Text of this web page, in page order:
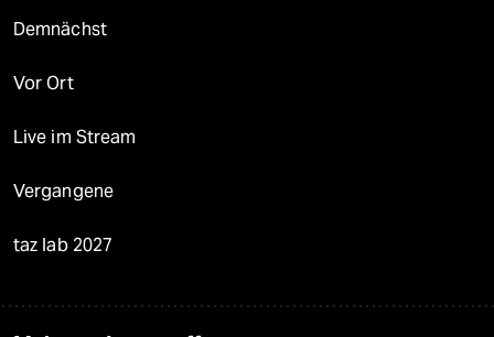
Demnächst
Vor Ort
Live im Stream
Vergangene
taz lab 2027